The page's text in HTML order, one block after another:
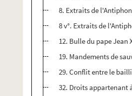
8. Extraits de
8 v°. Extraits de
12. Bulle du pape Jean
19. Mandements de
29. Conflit entre le
32. Droits appartenant